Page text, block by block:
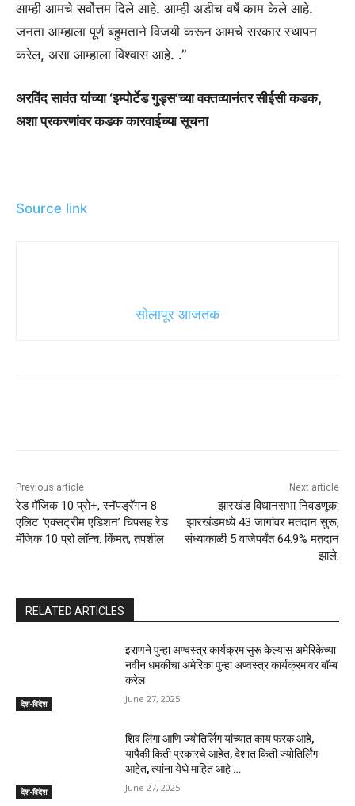
आम्ही आमचे सर्वोत्तम दिले आहे. आम्ही अडीच वर्षे काम केले आहे.
जनता आम्हाला पूर्ण बहुमताने विजयी करून आमचे सरकार स्थापन
करेल, असा आम्हाला विश्वास आहे. .”
अरविंद सावंत यांच्या ‘इम्पोर्टेड गुड्स’च्या वक्तव्यानंतर सीईसी कडक,
अशा प्रकरणांवर कडक कारवाईच्या सूचना
Source link
सोलापूर आजतक
Previous article
रेड मॅजिक 10 प्रो+, स्नॅपड्रॅगन 8
एलिट ‘एक्सट्रीम एडिशन’ चिपसह रेड
मॅजिक 10 प्रो लॉन्च: किंमत, तपशील
Next article
झारखंड विधानसभा निवडणूक:
झारखंडमध्ये 43 जागांवर मतदान सुरू,
संध्याकाळी 5 वाजेपर्यंत 64.9% मतदान
झाले.
RELATED ARTICLES
देश-विदेश
इराणने पुन्हा अण्वस्त्र कार्यक्रम सुरू केल्यास अमेरिकेच्या
नवीन धमकीचा अमेरिका पुन्हा अण्वस्त्र कार्यक्रमावर बॉम्ब
करेल
June 27, 2025
देश-विदेश
शिव लिंगा आणि ज्योतिर्लिंग यांच्यात काय फरक आहे,
यापैकी किती प्रकारचे आहेत, देशात किती ज्योतिर्लिंग
आहेत, त्यांना येथे माहित आहे …
June 27, 2025